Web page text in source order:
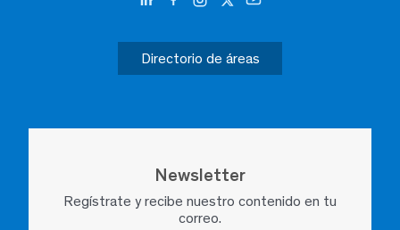
Directorio de áreas
Newsletter
Regístrate y recibe nuestro contenido en tu
correo.